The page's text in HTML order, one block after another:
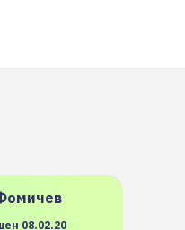
08.02.20